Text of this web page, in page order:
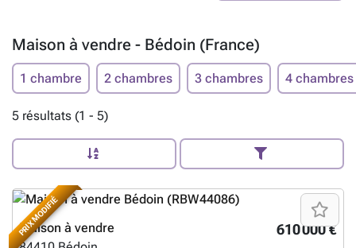
Maison à vendre - Bédoin (France)
1 chambre 2 chambres 3 chambres 4 chambres
5 résultats (1 - 5)
PRIX MODIFIÉ 610 000 €
Maison à vendre